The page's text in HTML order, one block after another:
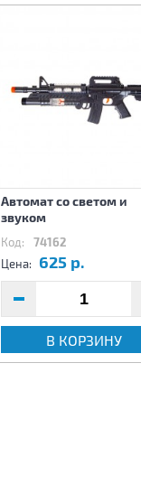
Автомат со светом и
звуком
Код: 74162
Цена: 625 р.
В КОРЗИНУ